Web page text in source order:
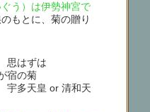
う）は伊勢神宮で
もとに、菊の贈り
はずは
宿の菊
清和天